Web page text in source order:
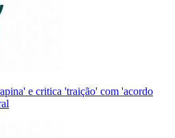
e critica 'traição' com 'acordo